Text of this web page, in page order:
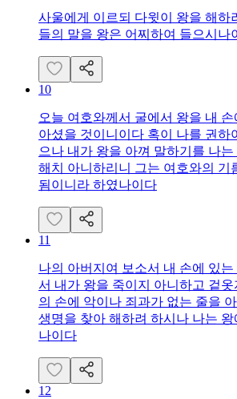
사울에게 이르되 다윗이 왕을 해하
들의 말을 왕은 어찌하여 들으시나
10
오늘 여호와께서 굴에서 왕을 내 손
아셨을 것이니이다 혹이 나를 권하
으나 내가 왕을 아껴 말하기를 나
해치 아니하리니 그는 여호와의 기
됨이니라 하였나이다
11
나의 아버지여 보소서 내 손에 있
서 내가 왕을 죽이지 아니하고 겉
의 손에 악이나 죄과가 없는 줄을
생명을 찾아 해하려 하시나 나는
나이다
12